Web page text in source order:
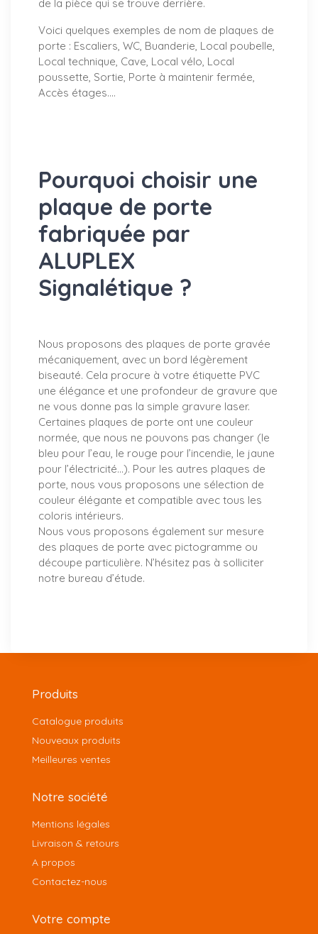
de la pièce qui se trouve derrière.
Voici quelques exemples de nom de plaques de
porte : Escaliers, WC, Buanderie, Local poubelle,
Local technique, Cave, Local vélo, Local
poussette, Sortie, Porte à maintenir fermée,
Accès étages….
Pourquoi choisir une
plaque de porte
fabriquée par
ALUPLEX
Signalétique ?
Nous proposons des plaques de porte gravée
mécaniquement, avec un bord légèrement
biseauté. Cela procure à votre étiquette PVC
une élégance et une profondeur de gravure que
ne vous donne pas la simple gravure laser.
Certaines plaques de porte ont une couleur
normée, que nous ne pouvons pas changer (le
bleu pour l’eau, le rouge pour l’incendie, le jaune
pour l’électricité…). Pour les autres plaques de
porte, nous vous proposons une sélection de
couleur élégante et compatible avec tous les
coloris intérieurs.
Nous vous proposons également sur mesure
des plaques de porte avec pictogramme ou
découpe particulière. N’hésitez pas à solliciter
notre bureau d’étude.
Produits
Catalogue produits
Nouveaux produits
Meilleures ventes
Notre société
Mentions légales
Livraison & retours
A propos
Contactez-nous
Votre compte